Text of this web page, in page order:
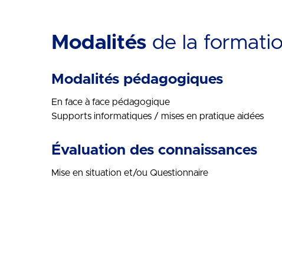
Modalités de la
Modalités pédagogiques
En face à face pédagogique
Supports informatiques / mises en pratique aidées
Évaluation des connaissances
Mise en situation et/ou Questionnaire